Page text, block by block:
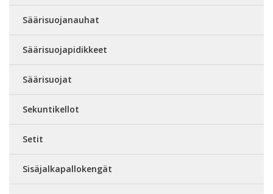
Säärisuojanauhat
Säärisuojapidikkeet
Säärisuojat
Sekuntikellot
Setit
Sisäjalkapallokengät